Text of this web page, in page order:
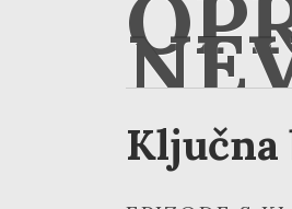
Ključna